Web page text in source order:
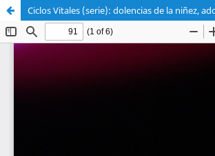
Sistema de
Bibliotecas
Departamento de
Arte y Diseño